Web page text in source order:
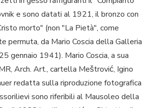
e sono datati al 1921, il bronzo con
morto" (non "La Pietà", come
da Mario Coscia della Galleria
gennaio 1941). Mario Coscia, a sua
Arch. Art., cartella Meštrović, Igino
redatta sulla riproduzione fotografica
sono riferibili al Mausoleo della